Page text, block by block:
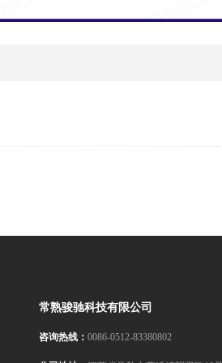
常熟骏驰科技有限公司
咨询热线： 0086-0512-83380802